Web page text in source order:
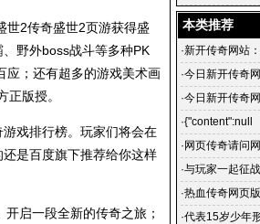
2传奇盛世2页游获得盛
野外boss战斗等多种PK
应；还有超多的游戏美术画
版授。
戏排行榜。玩家们将会在
是百度旗下推荐给你这样
启一段全新的传奇之旅；
门传奇_新开传
本类推荐
·新开传奇网站
·今日新开传奇
·今日新开传奇
开传奇网站：玩
·{"content":null
· 网页传奇请问
·与玩家一起征
·热血传奇网页
·代表15岁少年